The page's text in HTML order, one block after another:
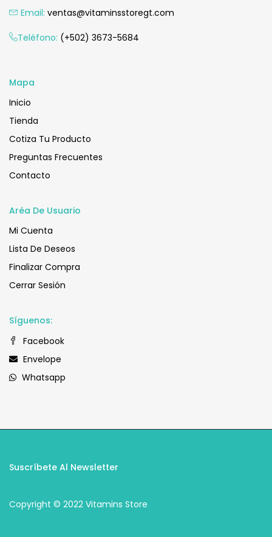
Email: ventas@vitaminsstoregt.com
Teléfono: (+502) 3673-5684
Mapa
Inicio
Tienda
Cotiza Tu Producto
Preguntas Frecuentes
Contacto
Aréa De Usuario
Mi Cuenta
Lista De Deseos
Finalizar Compra
Cerrar Sesión
Síguenos:
Facebook
Envelope
Whatsapp
Copyright © 2022 Vitamins Store
Suscríbete Al Newsletter